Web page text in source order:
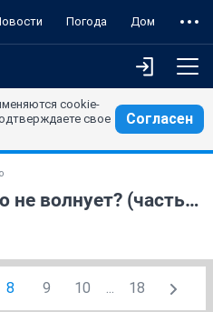
Погода Дом
cookie-
свое
Согласен
Курс доллара никого не волнует? (часть 4)
8 9 10 ... 18